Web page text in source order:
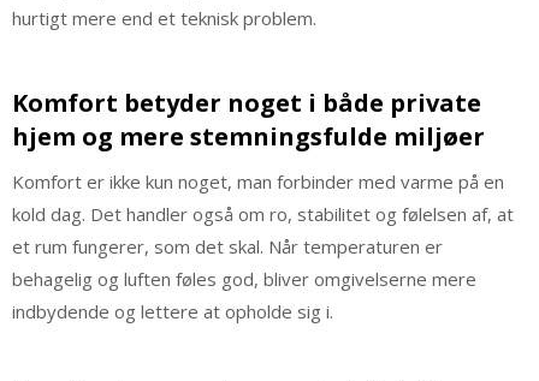
hurtigt mere end et teknisk problem.
Komfort betyder noget i både private
hjem og mere stemningsfulde miljøer
Komfort er ikke kun noget, man forbinder med varme på en
kold dag. Det handler også om ro, stabilitet og følelsen af, at
et rum fungerer, som det skal. Når temperaturen er
behagelig og luften føles god, bliver omgivelserne mere
indbydende og lettere at opholde sig i.